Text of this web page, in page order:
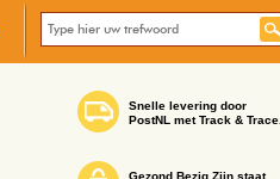
Snelle levering door
PostNL met Track & Trace.
Gezond Bezig Zijn staat